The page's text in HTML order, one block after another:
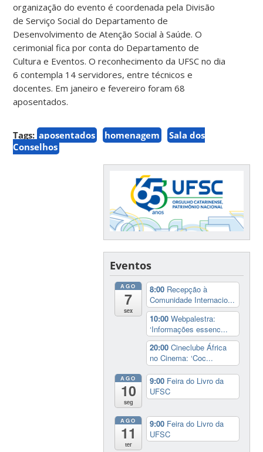
organização do evento é coordenada pela Divisão
de Serviço Social do Departamento de
Desenvolvimento de Atenção Social à Saúde. O
cerimonial fica por conta do Departamento de
Cultura e Eventos. O reconhecimento da UFSC no dia
6 contempla 14 servidores, entre técnicos e
docentes. Em janeiro e fevereiro foram 68
aposentados.
Tags: aposentados homenagem
Sala dos
Conselhos
Eventos
AGO
7
sex
8:00 Recepção à
Comunidade Internacio...
10:00Webpalestra:
‘Informações essenc...
20:00Cineclube África
no Cinema: ‘Coc...
AGO
10
seg
9:00 Feira do Livro da
UFSC
AGO
11
ter
9:00 Feira do Livro da
UFSC